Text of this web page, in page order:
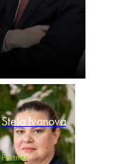
Stela Ivanova
Partner